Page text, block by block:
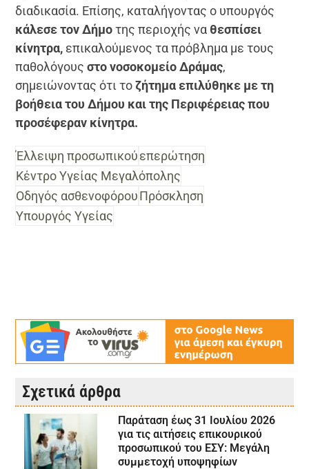
διαδικασία. Επίσης, καταλήγοντας ο υπουργός
κάλεσε τον Δήμοτης περιοχής να θεσπίσει
κίνητρα, επικαλούμενος τα πρόβλημα με τους
παθολόγουςστο νοσοκομείο Δράμας,
σημειώνοντας ότι τοζήτημα επιλύθηκε με τη
βοήθεια του Δήμου και της Περιφέρειας που
προσέφεραν κίνητρα.
Έλλειψη προσωπικούεπερώτηση
Κέντρο Υγείας Μεγαλόπολης
Οδηγός ασθενοφόρουΠρόσκληση
Υπουργός Υγείας
Σχετικά άρθρα
Παράταση έως 31 Ιουλίου 2026
για τις αιτήσεις επικουρικού
προσωπικού του ΕΣΥ: Μεγάλη
συμμετοχή υποψηφίων